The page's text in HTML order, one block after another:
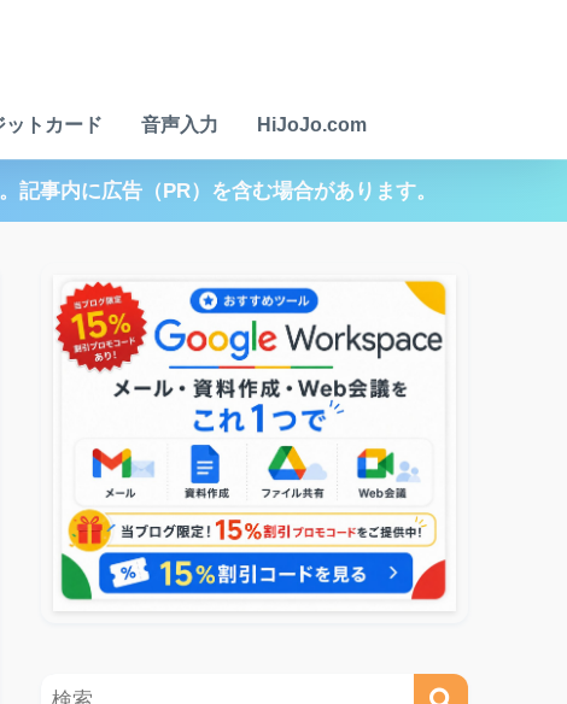
ットカード 音声入力 HiJoJo.com
事内に広告（PR）を含む場合があります。